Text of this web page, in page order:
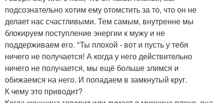
подсознательно хотим ему отомстить за то, что он не
делает нас счастливыми. Тем самым, внутренне мы
блокируем поступление энергии к мужу и не
поддерживаем его. "Ты плохой - вот и пусть у тебя
ничего не получается! А когда у него действительно
ничего не получается, мы ещё больше злимся и
обижаемся на него. И попадаем в замкнутый круг.
К чему это приводит?